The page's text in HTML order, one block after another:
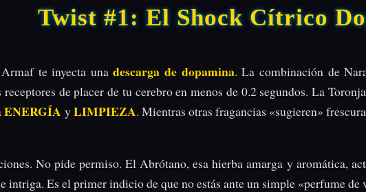
Twist #1: El Shock Cítrico
te inyecta unadescarga de dopamina. La combinación de
de placer de tu cerebro en menos de 0.2 segundos. La
ENERGÍA yLIMPIEZA. Mientras otras fragancias «sugieren»
No pide permiso. El Abrótano, esa hierba amarga y aromática,
Es el primer indicio de que no estás ante un simple «perfume